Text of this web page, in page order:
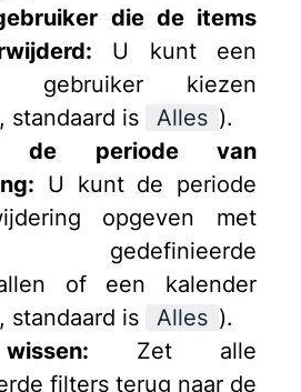
die de items
U kunt een
gebruiker kiezen
standaard is
Alles ).
de periode van
U kunt de periode
opgeven met
gedefinieerde
of een kalender
standaard is
Alles ).
Zet alle
filters terug naar de